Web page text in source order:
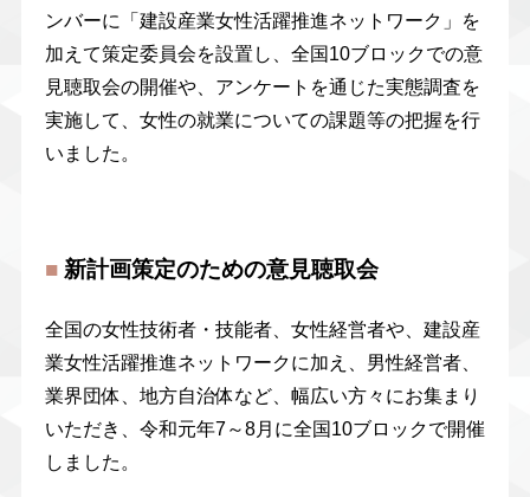
ンバーに「建設産業女性活躍推進ネットワーク」を
加えて策定委員会を設置し、全国10ブロックでの意
見聴取会の開催や、アンケートを通じた実態調査を
実施して、女性の就業についての課題等の把握を行
いました。
■新計画策定のための意見聴取会
全国の女性技術者・技能者、女性経営者や、建設産
業女性活躍推進ネットワークに加え、男性経営者、
業界団体、地方自治体など、幅広い方々にお集まり
いただき、令和元年7～8月に全国10ブロックで開催
しました。